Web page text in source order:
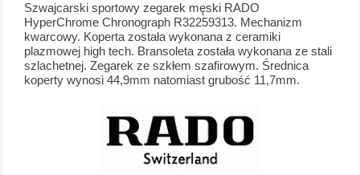
Szwajcarski sportowy zegarek męski RADO
HyperChrome Chronograph R32259313. Mechanizm
kwarcowy. Koperta została wykonana z ceramiki
plazmowej high tech. Bransoleta została wykonana ze stali
szlachetnej. Zegarek ze szkłem szafirowym. Średnica
koperty wynosi 44,9mm natomiast grubość 11,7mm.